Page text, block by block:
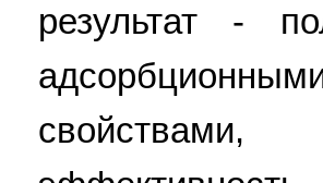
результат -